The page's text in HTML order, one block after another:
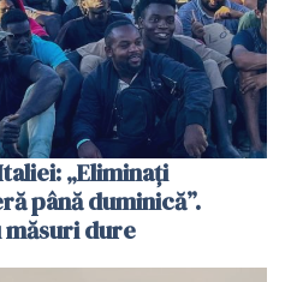
„Eliminați
până duminică”.
măsuri dure